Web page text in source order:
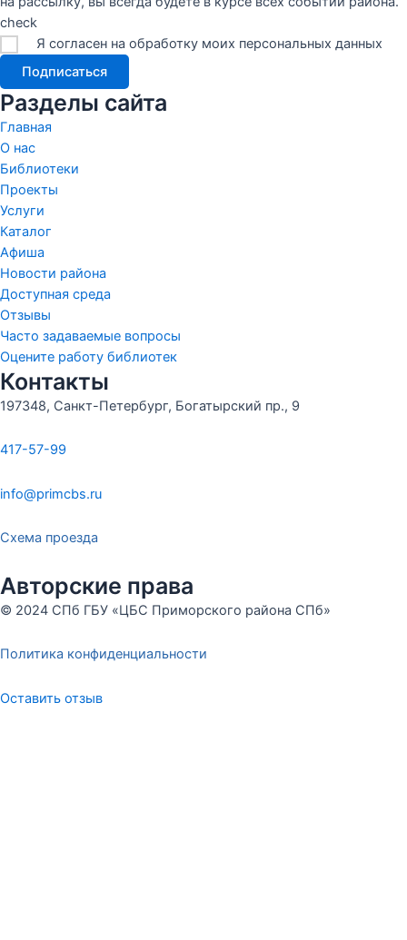
check
Я согласен на обработку моих персональных данных
Подписаться
Разделы сайта
Главная
О нас
Библиотеки
Проекты
Услуги
Каталог
Афиша
Новости района
Доступная среда
Отзывы
Часто задаваемые вопросы
Оцените работу библиотек
Контакты
197348, Санкт-Петербург, Богатырский пр., 9
417-57-99
info@primcbs.ru
Схема проезда
Авторские права
© 2024 СПб ГБУ «ЦБС Приморского района СПб»
Политика конфиденциальности
Оставить отзыв